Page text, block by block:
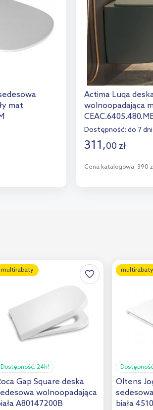
mat
Actima Luqa
wolnoopadająca
Dostępność: do 7 dni
311,00 zł
Cena katalogowa: 390
multirabaty
Dostępność: 24h!
Gap Square deska
wolnoopadająca
A80147200B
multirabaty
Oltens
biała